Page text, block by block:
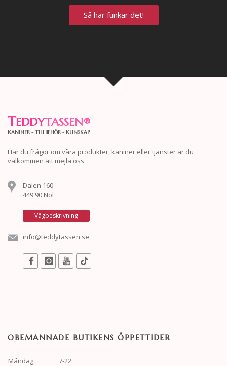
Så här funkar det!
TEDDYTASSEN®
KANINER - TILLBEHÖR - KUNSKAP
Har du frågor om våra produkter, kaniner eller tjänster är du
välkommen att mejla oss.
Dalen 160
449 90 Nol
Vägbeskrivning
info@teddytassen.se
OBEMANNADE BUTIKENS ÖPPETTIDER
Måndag
7-22